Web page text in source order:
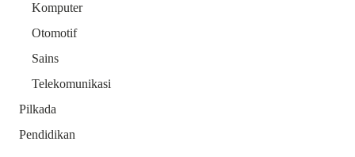
Komputer
Otomotif
Sains
Telekomunikasi
Pilkada
Pendidikan